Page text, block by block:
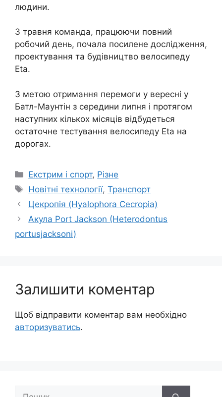
людини.
З травня команда, працюючи повний
робочий день, почала посилене дослідження,
проектування та будівництво велосипеду
Eta.
З метою отримання перемоги у вересні у
Батл-Маунтін з середини липня і протягом
наступних кількох місяців відбудеться
остаточне тестування велосипеду Eta на
дорогах.
Категорії
Екстрим і спорт, Різне
Позначки
Новітні технології,Транспорт
Цекропія (Hyalophora Cecropia)
Акула Port Jackson (Heterodontus
portusjacksoni)
Залишити коментар
Щоб відправити коментар вам необхідно
авторизуватись.
Пошук: